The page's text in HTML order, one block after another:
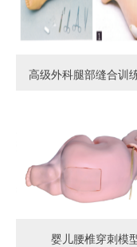
高级外科腿部缝合训
婴儿腰椎穿刺模